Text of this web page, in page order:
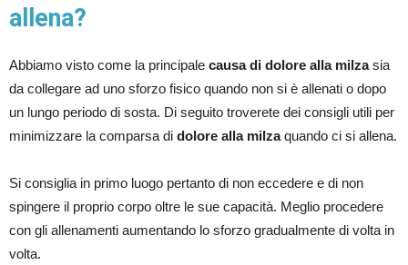
allena?
Abbiamo visto come la principale causa di dolore alla milzasia
da collegare ad uno sforzo fisico quando non si è allenati o dopo
un lungo periodo di sosta. Di seguito troverete dei consigli utili per
minimizzare la comparsa di dolore alla milzaquando ci si allena.
Si consiglia in primo luogo pertanto di non eccedere e di non
spingere il proprio corpo oltre le sue capacità. Meglio procedere
con gli allenamenti aumentando lo sforzo gradualmente di volta in
volta.